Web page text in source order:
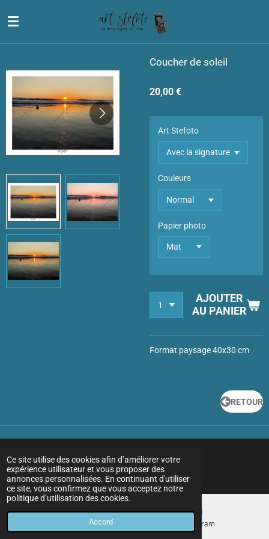
Ce site utilise des cookies afin d’améliorer votre
expérience utilisateur et vous proposer des
annonces personnalisées. En continuant d'utiliser
ce site, vous confirmez que vous acceptez notre
politique d’utilisation des cookies.
Accord
au
Coucher de soleil
20,00 €
Art Stefoto
Couleurs
Papier photo
AJOUTER
AU PANIER
Format paysage 40x30 cm
RETOUR
Instagram